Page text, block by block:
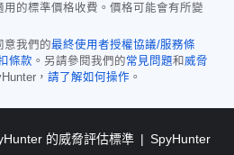
的標準價格收費。價格可能會有所變
意我們的最終使用者授權協議/服務條
條款 。另請參閱我們的常見問題和 威脅
， 請了解如何操作 。
的威脅評估標準
SpyHunter